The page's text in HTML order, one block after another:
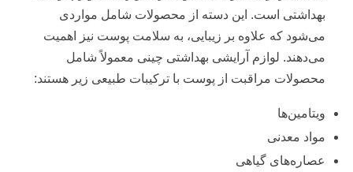
بهداشتی است. این دسته از محصولات شامل مواردی
می‌شود که علاوه بر زیبایی، به سلامت پوست نیز اهمیت
می‌دهند. لوازم آرایشی بهداشتی چینی معمولاً شامل
محصولات مراقبت از پوست با ترکیبات طبیعی زیر هستند:
ویتامین‌ها
مواد معدنی
عصاره‌های گیاهی